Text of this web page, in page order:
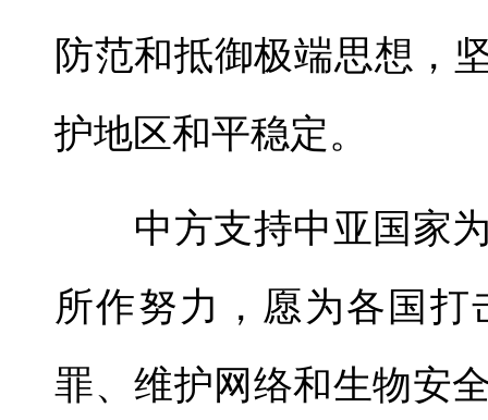
防范和抵御极端思想，
护地区和平稳定。
中方支持中亚国家为
所作努力，愿为各国
罪、维护网络和生物安